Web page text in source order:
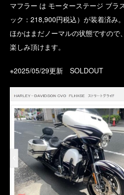
マフラー は モーターステージ ブラ
ック：218,900円税込）が装着済み。
ほかはまだノーマルの状態ですので
楽しみ頂けます。
※2025/05/29更新 SOLDOUT